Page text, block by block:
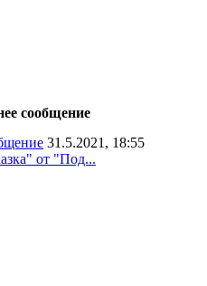
сообщение
31.5.2021, 18:55
от "Под...